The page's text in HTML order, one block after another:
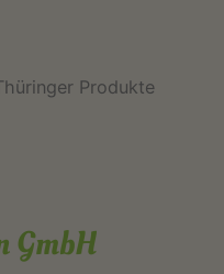
Produkte
GmbH